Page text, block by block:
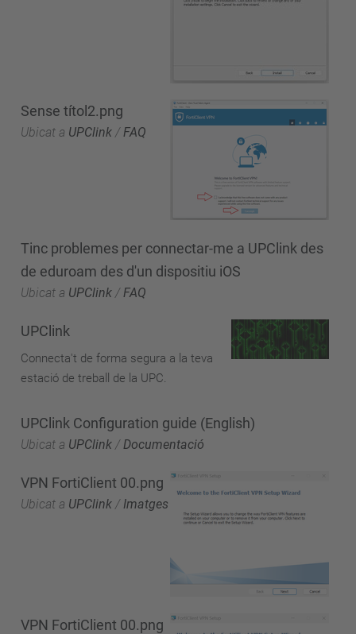
Sense títol2.png
Ubicat a UPClink /FAQ
Tinc problemes per connectar-me a UPClink des
de eduroam des d'un dispositiu iOS
Ubicat a UPClink / FAQ
UPClink
Connecta't de forma segura a la teva
estació de treball de la UPC.
UPClink Configuration guide (English)
Ubicat a UPClink / Documentació
VPN FortiClient 00.png
Ubicat a UPClink / Imatges
VPN FortiClient 00.png